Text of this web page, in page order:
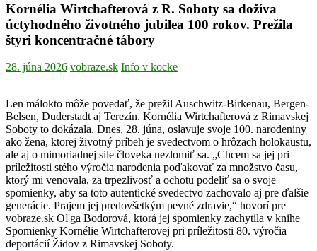
Kornélia Wirtchafterová z R. Soboty sa dožíva
úctyhodného životného jubilea 100 rokov. Prežila
štyri koncentračné tábory
28. júna 2026 vobraze.sk Info v kocke
Len málokto môže povedať, že prežil Auschwitz-Birkenau, Bergen-
Belsen, Duderstadt aj Terezín. Kornélia Wirtchafterová z Rimavskej
Soboty to dokázala. Dnes, 28. júna, oslavuje svoje 100. narodeniny
ako žena, ktorej životný príbeh je svedectvom o hrôzach holokaustu,
ale aj o mimoriadnej sile človeka nezlomiť sa. „Chcem sa jej pri
príležitosti stého výročia narodenia poďakovať za množstvo času,
ktorý mi venovala, za trpezlivosť a ochotu podeliť sa o svoje
spomienky, aby sa toto autentické svedectvo zachovalo aj pre ďalšie
generácie. Prajem jej predovšetkým pevné zdravie,“ hovorí pre
vobraze.sk Oľga Bodorová, ktorá jej spomienky zachytila v knihe
Spomienky Kornélie Wirtchafterovej pri príležitosti 80. výročia
deportácií Židov z Rimavskej Soboty.